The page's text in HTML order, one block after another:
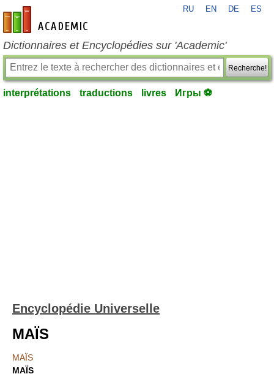
fr-academic.com
RU EN DE ES
Dictionnaires et Encyclopédies sur 'Academic'
Recherche!
interprétations traductions livres Игры ⚽
Encyclopédie Universelle
MAÏS
MAÏS
MAÏS